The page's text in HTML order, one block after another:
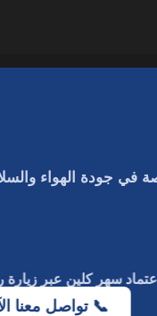
في جودة الهواء
سهر كلينعبر
📞 تواصل معنا